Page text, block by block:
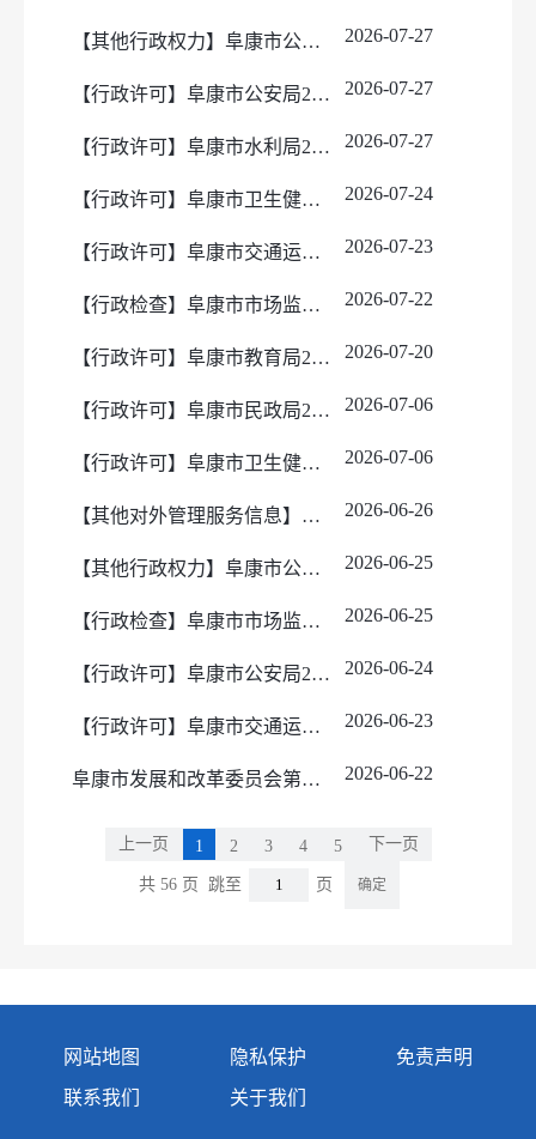
【其他行政权力】阜康市公安局2026年7月其他行政权力事项 2026-07-27
【行政许可】阜康市公安局2026年6月21日-7月20日作出的行政许可事项公示目录 2026-07-27
【行政许可】阜康市水利局2026年7月水土保持登记表 2026-07-27
【行政许可】阜康市卫生健康委员会2026年7月行政许可案件登记表 2026-07-24
【行政许可】阜康市交通运输局2026年6月21日-2026年7月20日行政许可事项公示信息表 2026-07-23
【行政检查】阜康市市场监督管理局2026年7月行政执法监督检查登记表 2026-07-22
【行政许可】阜康市教育局2026年7月行政许可案件登记表 2026-07-20
【行政许可】阜康市民政局2026年上半年全市性社会组织成立、变更、注销登记及章程核准公告（1月-6月） 2026-07-06
【行政许可】阜康市卫生健康委员会2026年6月行政许可案件登记表 2026-07-06
【其他对外管理服务信息】阜康市市场监督管理局2026年第二季度其他对外管理服务事项公示情况说明 2026-06-26
【其他行政权力】阜康市公安局2026年6月其他行政权力事项 2026-06-25
【行政检查】阜康市市场监督管理局2026年6月行政执法监督检查登记表 2026-06-25
【行政许可】阜康市公安局2026年5月21日-6月20日作出的行政许可事项公示目录 2026-06-24
【行政许可】阜康市交通运输局2026年5月21日-2026年6月20日行政许可事项公示信息表 2026-06-23
阜康市发展和改革委员会第二季度行政检查情况 2026-06-22
上一页 1 2 3 4 5 下一页
共 56 页 跳至 页 确定
网站地图 隐私保护
免责声明
联系我们
关于我们